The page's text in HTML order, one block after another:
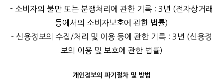
- 소비자의 불만 또는 분쟁처리에 관한 기록 : 3년 (전자상거래
등에서의 소비자보호에 관한 법률)
- 신용정보의 수집/처리 및 이용 등에 관한 기록 : 3년 (신용정
보의 이용 및 보호에 관한 법률)
개인정보의 파기절차 및 방법